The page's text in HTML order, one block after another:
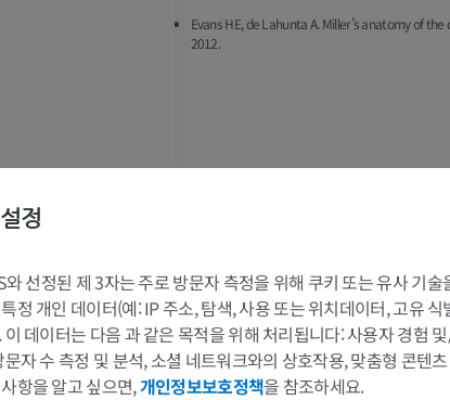
관
멍
랑
음
Evans HE, de Lahunta A. Miller’s anatomy of
2012.
해부학
말 - 앞발목
CT
프리미엄
쥐
정
와 선정된 제 3자는 주로 방문자 측정을 위해 쿠키 또는 유사 기
정 개인 데이터(예: IP 주소, 탐색, 사용 또는 위치데이터, 고유
이 데이터는 다음 과 같은 목적을 위해 처리됩니다: 사용자 경험
문자 수 측정 및 분석, 소셜 네트워크와의 상호작용, 맞춤형 콘텐
항을 알고 싶으면,개인정보보호정책을 참조하세요.